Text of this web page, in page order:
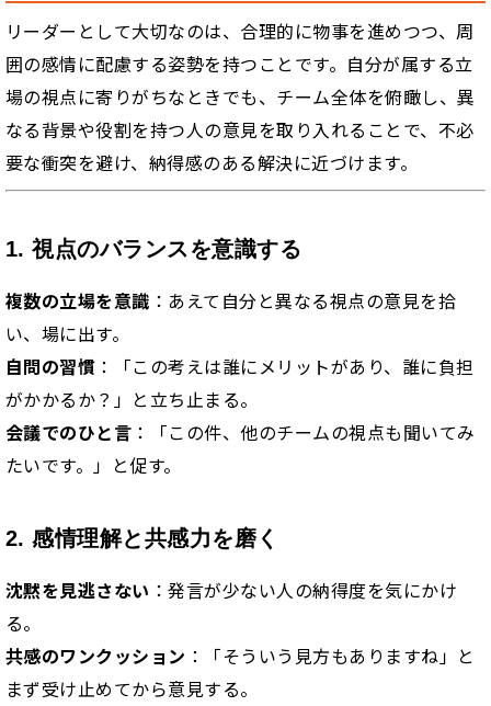
リーダーとして大切なのは、合理的に物事を進めつつ、周
囲の感情に配慮する姿勢を持つことです。自分が属する立
場の視点に寄りがちなときでも、チーム全体を俯瞰し、異
なる背景や役割を持つ人の意見を取り入れることで、不必
要な衝突を避け、納得感のある解決に近づけます。
1. 視点のバランスを意識する
複数の立場を意識 ：あえて自分と異なる視点の意見を拾
い、場に出す。
自問の習慣 ：「この考えは誰にメリットがあり、誰に負担
がかかるか？」と立ち止まる。
会議でのひと言 ：「この件、他のチームの視点も聞いてみ
たいです。」と促す。
2. 感情理解と共感力を磨く
沈黙を見逃さない ：発言が少ない人の納得度を気にかけ
る。
共感のワンクッション ：「そういう見方もありますね」と
まず受け止めてから意見する。